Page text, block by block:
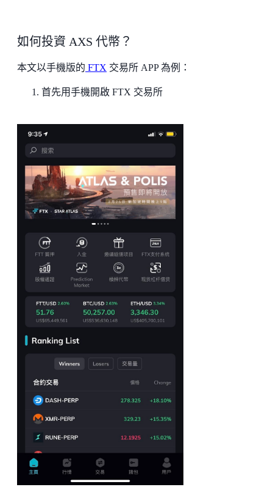
如何投資 AXS 代幣？
本文以手機版的 FTX 交易所 APP 為例：
首先用手機開啟 FTX 交易所